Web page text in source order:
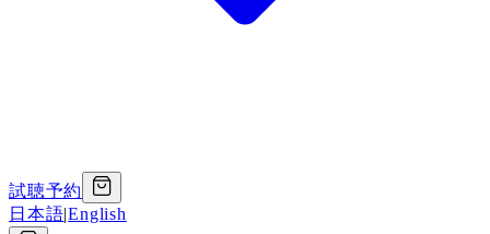
試聴予約
日本語|English